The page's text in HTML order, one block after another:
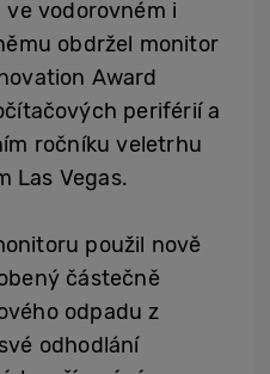
vodorovném i
obdržel monitor
Award
periférií a
ročníku veletrhu
Las Vegas.
použil nově
částečně
odpadu z
odhodlání